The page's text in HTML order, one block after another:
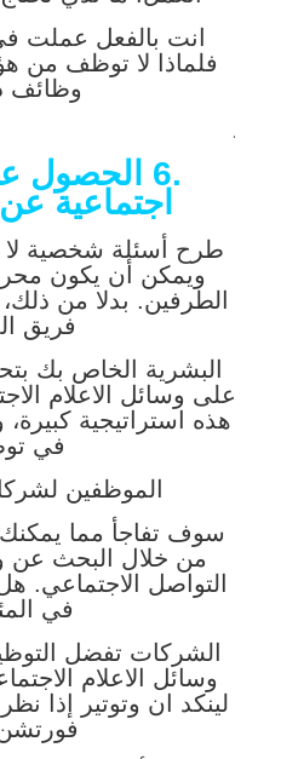
انت بالفعل عملت في
فلماذا لا توظف من
وظائف
.
.6 الحصول
اجتماعية
طرح أسئلة شخصية
ويمكن أن يكون
الطرفين. بدلا من
فريق
البشرية الخاص بك
على وسائل الاعلام
هذه استراتيجية
في
الموظفين
سوف تفاجأ مما
من خلال البحث عن
في
الشركات تفضل
وسائل الاعلام
لينكد ان وتوتير إذا
فورتشن